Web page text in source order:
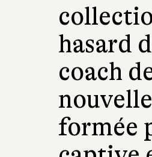
hasard
coach
formée